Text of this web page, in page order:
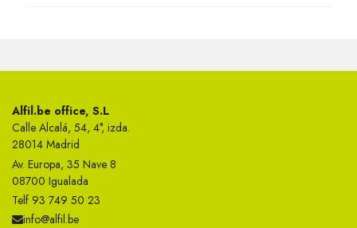
Alfil.be office, S.L
Calle Alcalá, 54, 4°, izda.
28014 Madrid
Av. Europa, 35 Nave 8
08700 Igualada
Telf 93 749 50 23
info@alfil.be